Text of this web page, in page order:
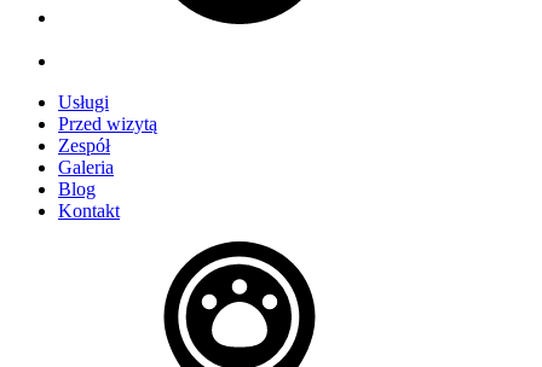
Usługi
Przed wizytą
Zespół
Galeria
Blog
Kontakt